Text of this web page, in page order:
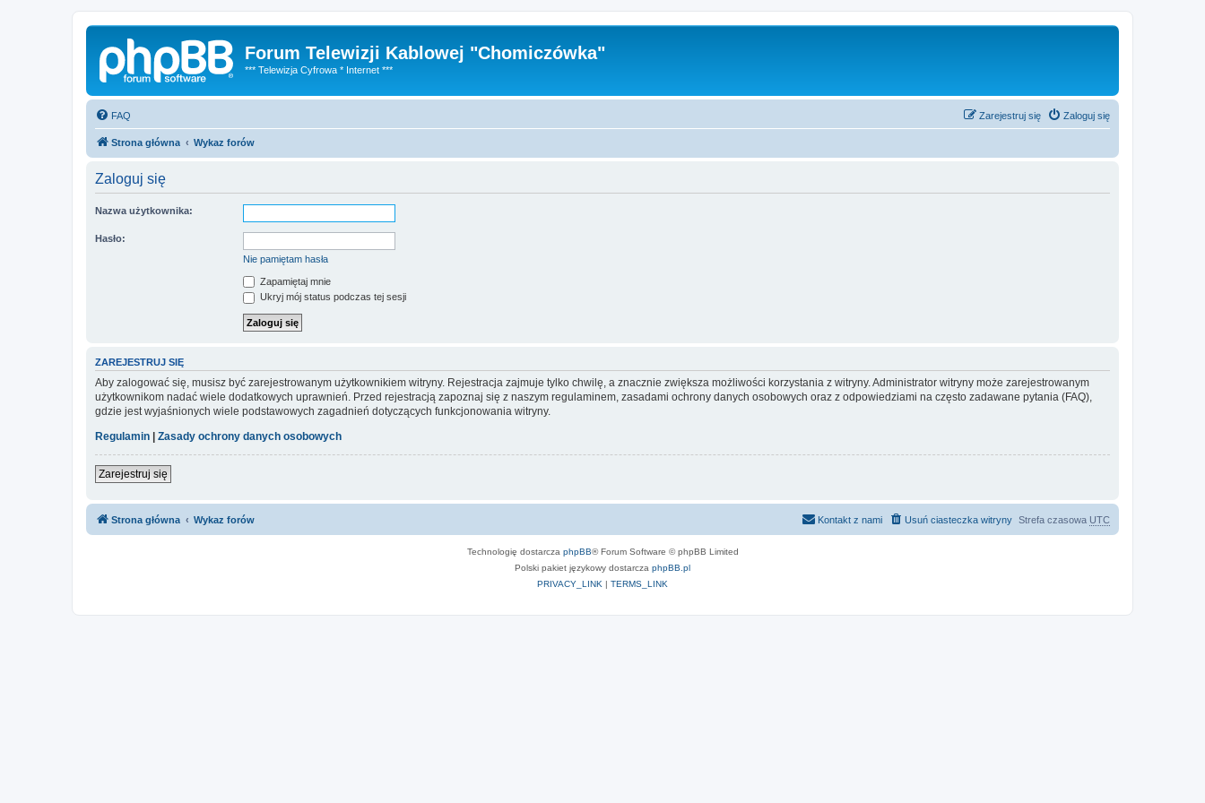
Forum Telewizji Kablowej "Chomiczówka"
*** Telewizja Cyfrowa * Internet ***
FAQ Zaloguj się
Zarejestruj się
Strona główna Wykaz forów
Zaloguj się
Nazwa użytkownika:
Hasło:
Nie pamiętam hasła
Zapamiętaj mnie
Ukryj mój status podczas tej sesji
ZAREJESTRUJ SIĘ
Aby zalogować się, musisz być zarejestrowanym użytkownikiem witryny. Rejestracja zajmuje tylko chwilę, a znacznie zwiększa możliwości korzystania z witryny. Administrator witryny może zarejestrowanym
użytkownikom nadać wiele dodatkowych uprawnień. Przed rejestracją zapoznaj się z naszym regulaminem, zasadami ochrony danych osobowych oraz z odpowiedziami na często zadawane pytania (FAQ),
gdzie jest wyjaśnionych wiele podstawowych zagadnień dotyczących funkcjonowania witryny.
Regulamin
Zasady ochrony danych osobowych
Zarejestruj się
Strona główna Wykaz forów Strefa czasowa UTC
Usuń ciasteczka witryny
Kontakt z nami
Technologię dostarcza phpBB® Forum Software © phpBB Limited
Polski pakiet językowy dostarcza phpBB.pl
PRIVACY_LINK | TERMS_LINK